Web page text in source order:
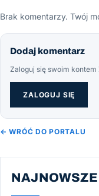
Brak komentarzy. Twój
Dodaj komentarz
Zaloguj się swoim
ZALOGUJ SIĘ
← WRÓĆ DO PORTALU
NAJNOWSZE